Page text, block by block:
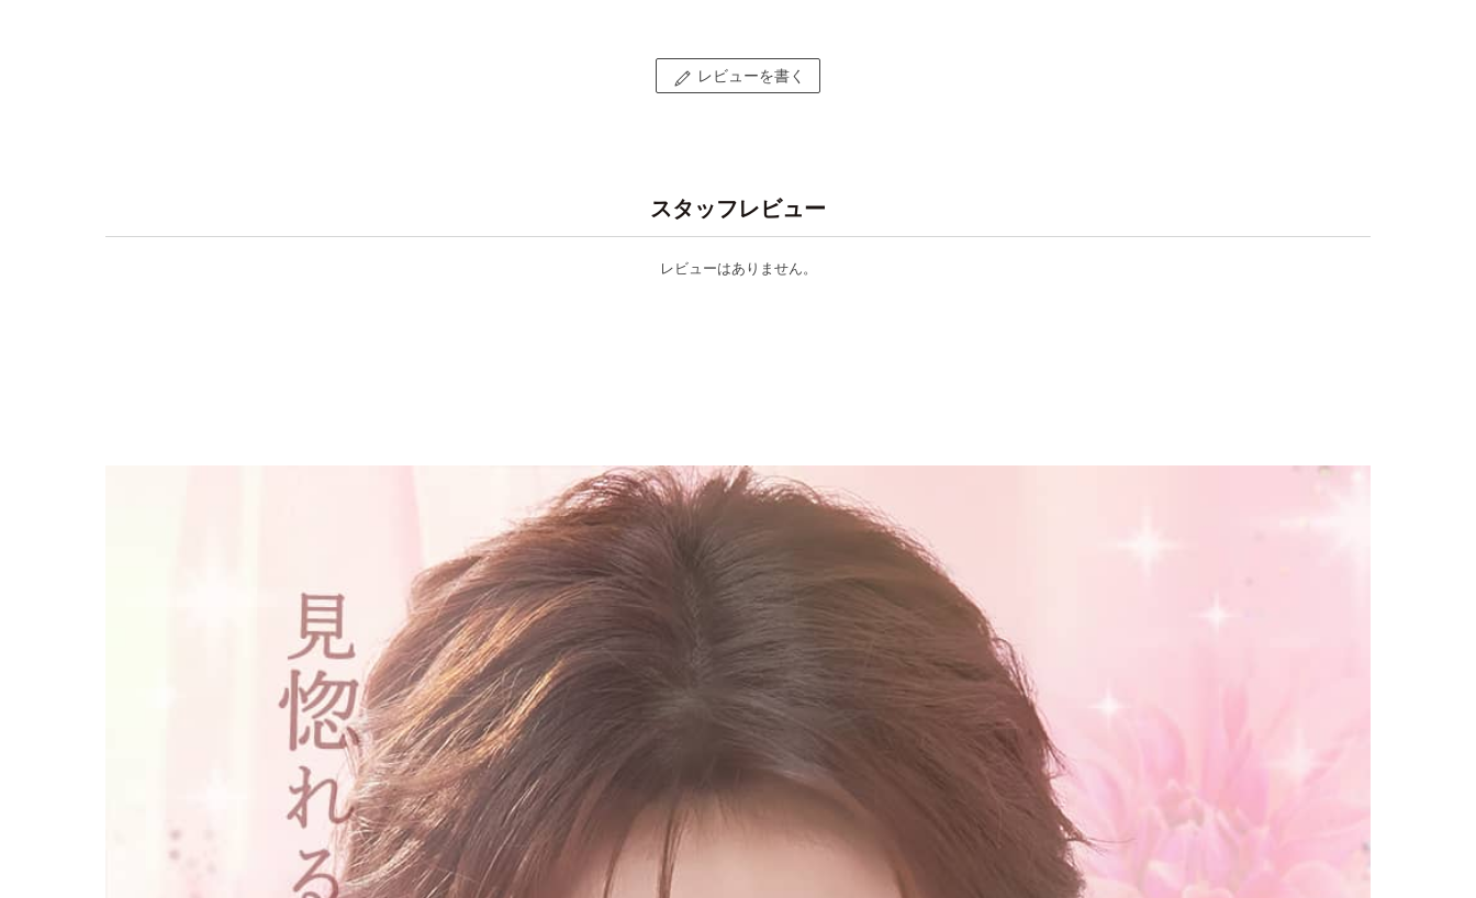
レビューを書く
スタッフレビュー
レビューはありません。